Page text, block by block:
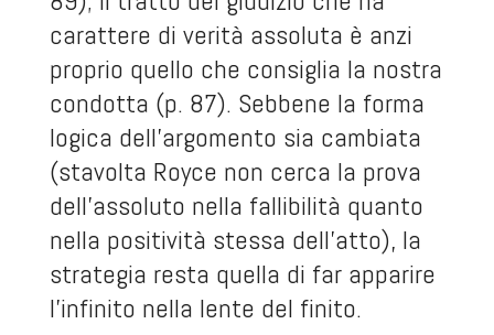
carattere di verità assoluta è anzi
proprio quello che consiglia la nostra
condotta (p. 87). Sebbene la forma
logica dell’argomento sia cambiata
(stavolta Royce non cerca la prova
dell’assoluto nella fallibilità quanto
nella positività stessa dell’atto), la
strategia resta quella di far apparire
l’infinito nella lente del finito.